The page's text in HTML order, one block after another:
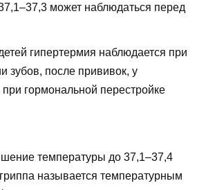
может наблюдаться перед
гипертермия наблюдается при
зубов, после прививок, у
при гормональной перестройке
температуры до 37,1–37,4
называется температурным